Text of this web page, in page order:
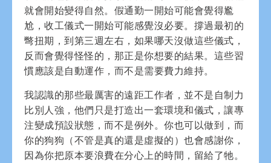
就會開始變得自然。假通勤一開始可能會覺得尷
尬，收工儀式一開始可能感覺沒必要。撐過最初的
彆扭期，到第三週左右，如果哪天沒做這些儀式，
反而會覺得怪怪的，那正是你想要的結果。這些習
慣應該是自動運作，而不是需要費力維持。
我認識的那些最厲害的遠距工作者，並不是自制力
比別人強，他們只是打造出一套環境和儀式，讓專
注變成預設狀態，而不是例外。你也可以做到，而
你的狗狗（不管是真的還是虛擬的）也會感謝你，
因為你把原本要浪費在分心上的時間，留給了牠。